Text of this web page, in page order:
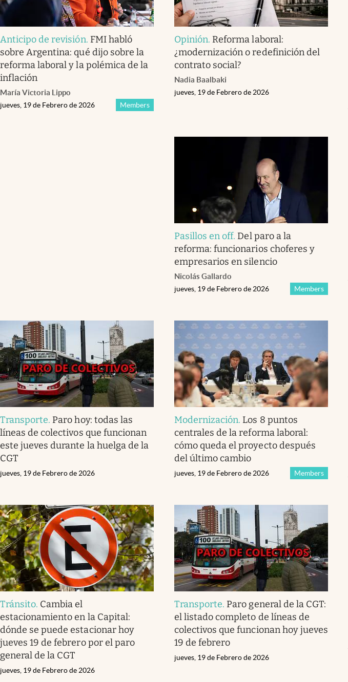
Anticipo de revisión. FMI habló
sobre Argentina: qué dijo sobre la
reforma laboral y la polémica de la
inflación
María Victoria Lippo
Members
jueves, 19 de Febrero de 2026
Opinión. Reforma laboral:
¿modernización o redefinición del
contrato social?
Nadia Baalbaki
jueves, 19 de Febrero de 2026
Pasillos en off. Del paro a la
reforma: funcionarios choferes y
empresarios en silencio
Nicolás Gallardo
Members
jueves, 19 de Febrero de 2026
Transporte. Paro hoy: todas las
líneas de colectivos que funcionan
este jueves durante la huelga de la
CGT
jueves, 19 de Febrero de 2026
Modernización. Los 8 puntos
centrales de la reforma laboral:
cómo queda el proyecto después
del último cambio
Members
jueves, 19 de Febrero de 2026
Tránsito. Cambia el
estacionamiento en la Capital:
dónde se puede estacionar hoy
jueves 19 de febrero por el paro
general de la CGT
jueves, 19 de Febrero de 2026
Transporte. Paro general de la CGT:
el listado completo de líneas de
colectivos que funcionan hoy jueves
19 de febrero
jueves, 19 de Febrero de 2026